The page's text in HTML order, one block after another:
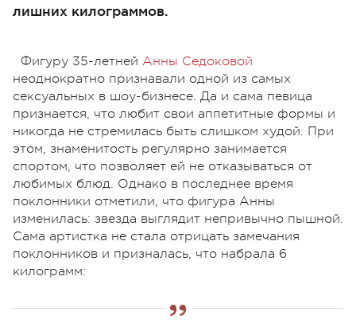
лишних килограммов.
Фигуру 35-летней Анны Седоковой
неоднократно признавали одной из самых
сексуальных в шоу-бизнесе. Да и сама певица
признается, что любит свои аппетитные формы и
никогда не стремилась быть слишком худой. При
этом, знаменитость регулярно занимается
спортом, что позволяет ей не отказываться от
любимых блюд. Однако в последнее время
поклонники отметили, что фигура Анны
изменилась: звезда выглядит непривычно пышной.
Сама артистка не стала отрицать замечания
поклонников и призналась, что набрала 6
килограмм: